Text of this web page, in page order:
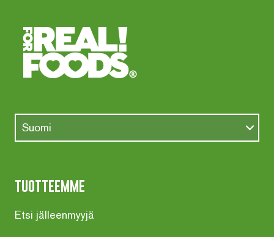
Suomi
tuotteemme
Etsi jälleenmyyjä